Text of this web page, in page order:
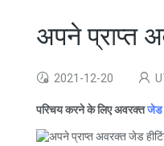
अपने प्राप्त
2021-12-20
परिचय करने के लिए अवरक्तजेड